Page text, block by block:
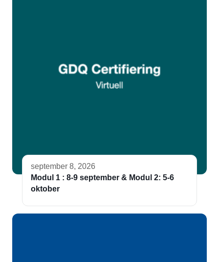
september 8, 2026
Modul 1 : 8-9 september & Modul 2: 5-6
oktober